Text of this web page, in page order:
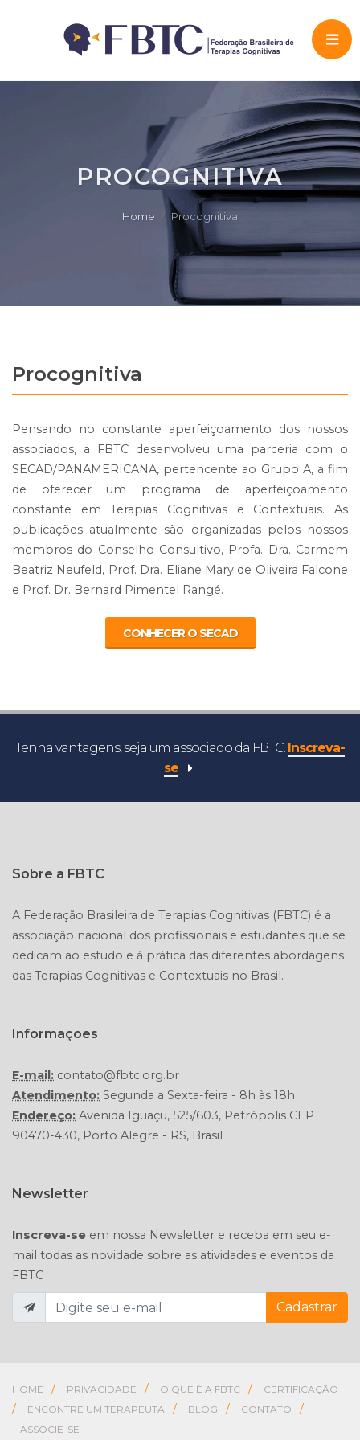
PROCOGNITIVA
Home Procognitiva
Procognitiva
Pensando no constante aperfeiçoamento dos nossos
associados, a FBTC desenvolveu uma parceria com o
SECAD/PANAMERICANA, pertencente ao Grupo A, a fim
de oferecer um programa de aperfeiçoamento
constante em Terapias Cognitivas e Contextuais. As
publicações atualmente são organizadas pelos nossos
membros do Conselho Consultivo, Profa. Dra. Carmem
Beatriz Neufeld, Prof. Dra. Eliane Mary de Oliveira Falcone
e Prof. Dr. Bernard Pimentel Rangé.
CONHECER O SECAD
Tenha vantagens, seja um associado da FBTC. Inscreva-
se
Sobre a FBTC
A Federação Brasileira de Terapias Cognitivas (FBTC) é a
associação nacional dos profissionais e estudantes que se
dedicam ao estudo e à prática das diferentes abordagens
Informações
E-mail: contato@fbtc.org.br
Atendimento: Segunda a Sexta-feira - 8h às 18h
Endereço: Avenida Iguaçu, 525/603, Petrópolis CEP
90470-430, Porto Alegre - RS, Brasil
Newsletter
Inscreva-se em nossa Newsletter e receba em seu e-
mail todas as novidade sobre as atividades e eventos da
FBTC
Cadastrar
HOME / PRIVACIDADE / O QUE É A FBTC / CERTIFICAÇÃO
/ ENCONTRE UM TERAPEUTA / BLOG / CONTATO /
ASSOCIE-SE